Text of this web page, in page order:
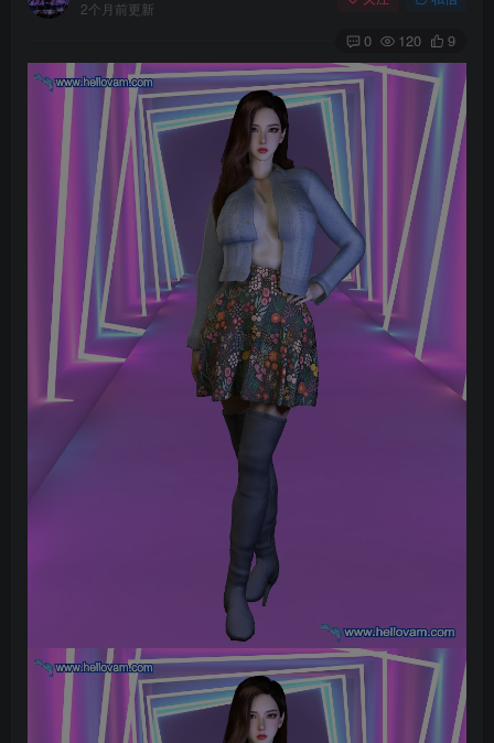
2个月前更新
0 120 9